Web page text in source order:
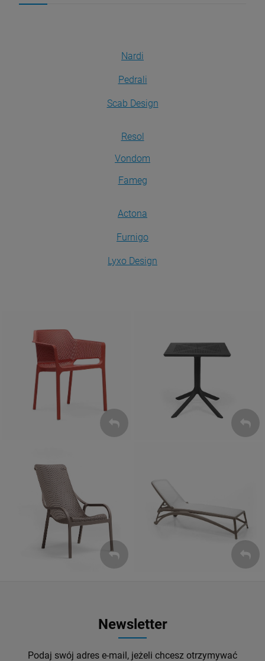
Nardi
Pedrali
Scab Design
Resol
Vondom
Fameg
Actona
Furnigo
Lyxo Design
ZOBACZ ZOBACZ
Newsletter
Podaj swój adres e-mail, jeżeli chcesz otrzymywać